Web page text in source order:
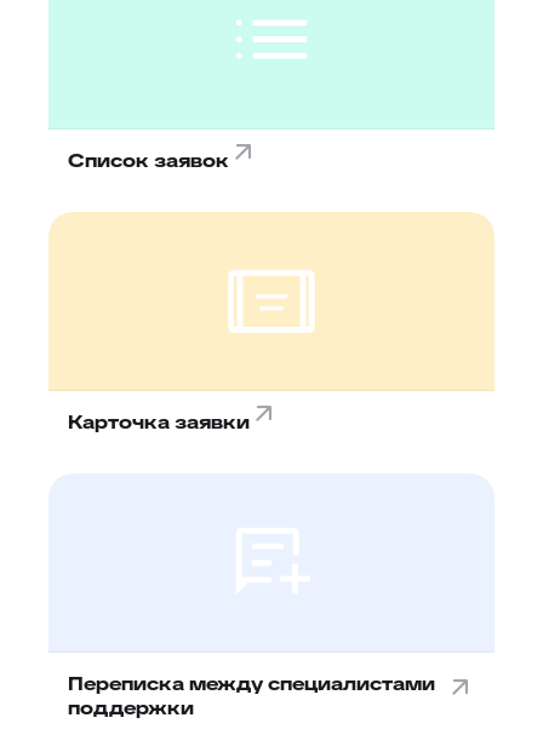
Список заявок
Карточка заявки
Переписка между специалистами
поддержки